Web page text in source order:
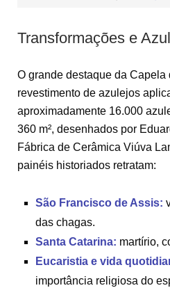
Transformações e
O grande destaque da Capela
revestimento de azulejos
aproximadamente 16.000
360 m², desenhados por
Fábrica de Cerâmica Viúva
painéis historiados retratam:
São Francisco de Assis:
das chagas.
Santa Catarina: martírio,
Eucaristia e vida
importância religiosa do